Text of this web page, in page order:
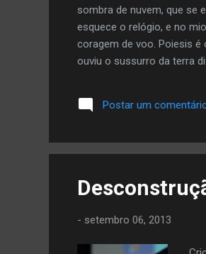
sombra de nuvem, que se
esquece o relógio, e no
coragem de voo. Poiesis é
ouviu o sussurro da terra
Postar um
- setembro 06, 2013